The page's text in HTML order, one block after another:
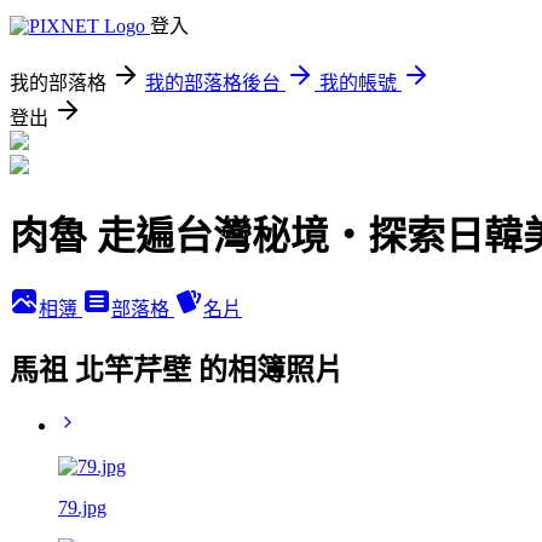
登入
我的部落格 我的部落格後台
我的帳號
登出
肉魯 走遍台灣秘境・探索日韓
相簿 部落格 名片
馬祖 北竿芹壁 的相簿照片
79.jpg